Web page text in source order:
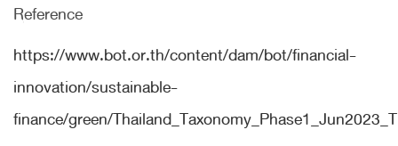
Reference
https://www.bot.or.th/content/dam/bot/financial-
innovation/sustainable-
finance/green/